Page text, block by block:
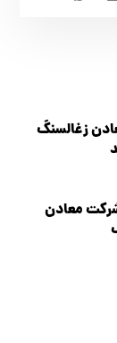
زغالسنگ
معادن